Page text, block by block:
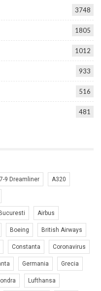
3748
1805
1012
933
516
481
9 Dreamliner A320
Airbus
Boeing British Airways
Constanta Coronavirus
Germania Grecia
Lufthansa